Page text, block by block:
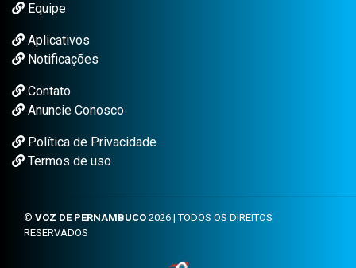
Equipe
Aplicativos
Notificações
Contato
Anuncie Conosco
Política de Privacidade
Termos de uso
© VOZ DE PERNAMBUCO 2026 | TODOS OS DIREITOS
RESERVADOS